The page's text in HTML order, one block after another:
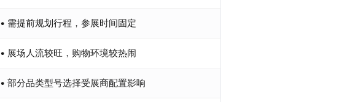
• 需提前规划行程，参展时间固定
• 展场人流较旺，购物环境较热闹
• 部分品类型号选择受展商配置影响